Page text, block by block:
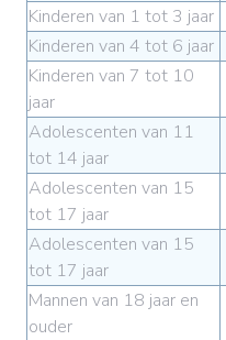
Kinderen van 1 tot 3 jaar
Kinderen van 4 tot 6 jaar
Kinderen van 7 tot 10
jaar
Adolescenten van 11
tot 14 jaar
Adolescenten van 15
tot 17 jaar
Adolescenten van 15
tot 17 jaar
Mannen van 18 jaar en
ouder